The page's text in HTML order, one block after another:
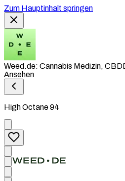
Zum Hauptinhalt springen
Weed.de: Cannabis Medizin, CBD
Ansehen
High Octane 94